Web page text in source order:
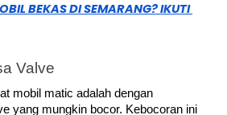
BEKAS DI SEMARANG? IKUTI
Valve
mobil matic adalah dengan
yang mungkin bocor. Kebocoran ini